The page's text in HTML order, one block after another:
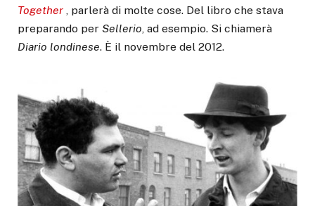
Together , parlerà di molte cose. Del libro che stava
preparando per Sellerio, ad esempio. Si chiamerà
Diario londinese. È il novembre del 2012.